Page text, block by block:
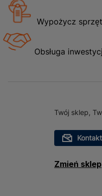
Wypożycz sprzęt
Obsługa
Twój sklep,
Kontakt
Zmień sklep